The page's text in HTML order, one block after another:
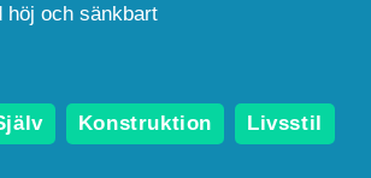
och sänkbart
Konstruktion Livsstil